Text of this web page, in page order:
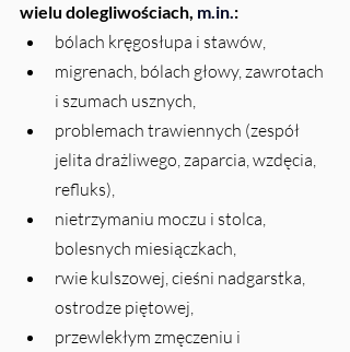
wielu dolegliwościach, m.in.:
bólach kręgosłupa i stawów,
migrenach, bólach głowy, zawrotach
i szumach usznych,
problemach trawiennych (zespół
jelita drażliwego, zaparcia, wzdęcia,
refluks),
nietrzymaniu moczu i stolca,
bolesnych miesiączkach,
rwie kulszowej, cieśni nadgarstka,
ostrodze piętowej,
przewlekłym zmęczeniu i